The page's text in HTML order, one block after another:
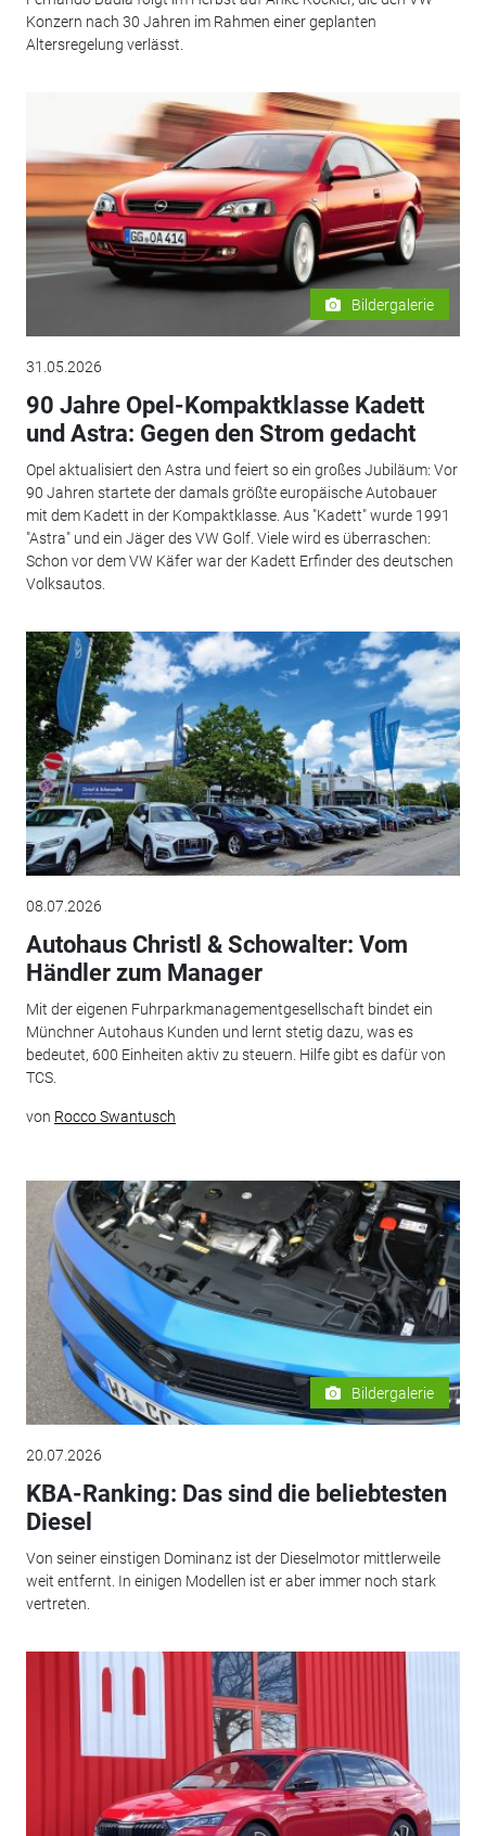
Konzern nach 30 Jahren im Rahmen einer geplanten
Altersregelung verlässt.
Bildergalerie
31.05.2026
90 Jahre Opel-Kompaktklasse Kadett
und Astra: Gegen den Strom gedacht
Opel aktualisiert den Astra und feiert so ein großes Jubiläum: Vor
90 Jahren startete der damals größte europäische Autobauer
mit dem Kadett in der Kompaktklasse. Aus "Kadett" wurde 1991
"Astra" und ein Jäger des VW Golf. Viele wird es überraschen:
Schon vor dem VW Käfer war der Kadett Erfinder des deutschen
Volksautos.
08.07.2026
Autohaus Christl & Schowalter: Vom
Händler zum Manager
Mit der eigenen Fuhrparkmanagementgesellschaft bindet ein
Münchner Autohaus Kunden und lernt stetig dazu, was es
bedeutet, 600 Einheiten aktiv zu steuern. Hilfe gibt es dafür von
TCS.
von Rocco Swantusch
Bildergalerie
20.07.2026
KBA-Ranking: Das sind die beliebtesten
Diesel
Von seiner einstigen Dominanz ist der Dieselmotor mittlerweile
weit entfernt. In einigen Modellen ist er aber immer noch stark
vertreten.